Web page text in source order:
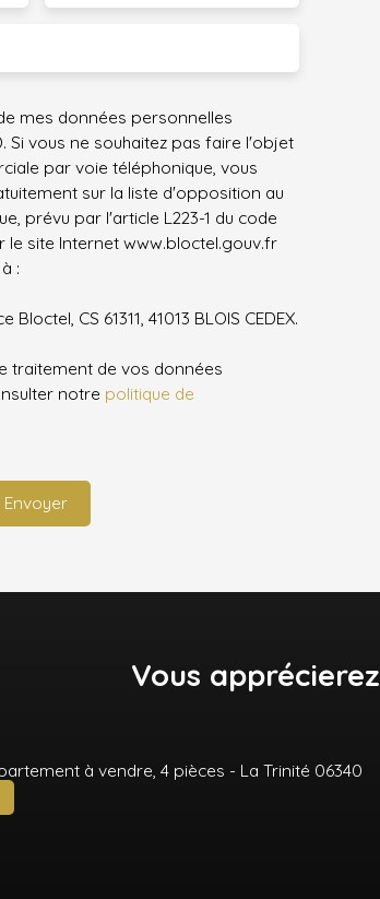
mes données personnelles
Si vous ne souhaitez pas faire l'objet
par voie téléphonique, vous
sur la liste d'opposition au
prévu par l'article L223-1 du code
le site Internet www.bloctel.gouv.fr
:
CS 61311, 41013 BLOIS CEDEX.
traitement de vos données
notre politique de
Envoyer
Vous apprécierez